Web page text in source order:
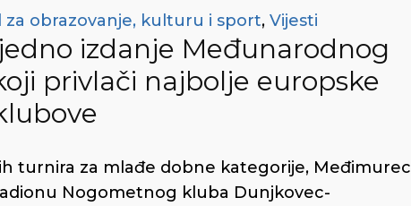
za obrazovanje, kulturu i sport, Vijesti
izdanje Međunarodnog
privlači najbolje europske
turnira za mlađe dobne kategorije, Međimurec
Nogometnog kluba Dunjkovec-